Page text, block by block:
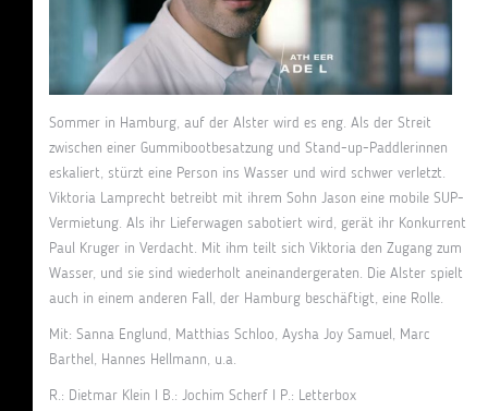
Sommer in Hamburg, auf der Alster wird es eng. Als der Streit
zwischen einer Gummibootbesatzung und Stand-up-Paddlerinnen
eskaliert, stürzt eine Person ins Wasser und wird schwer verletzt.
Viktoria Lamprecht betreibt mit ihrem Sohn Jason eine mobile SUP-
Vermietung. Als ihr Lieferwagen sabotiert wird, gerät ihr Konkurrent
Paul Kruger in Verdacht. Mit ihm teilt sich Viktoria den Zugang zum
Wasser, und sie sind wiederholt aneinandergeraten. Die Alster spielt
auch in einem anderen Fall, der Hamburg beschäftigt, eine Rolle.
Mit: Sanna Englund, Matthias Schloo, Aysha Joy Samuel, Marc
Barthel, Hannes Hellmann, u.a.
R.: Dietmar Klein I B.: Jochim Scherf I P.: Letterbox